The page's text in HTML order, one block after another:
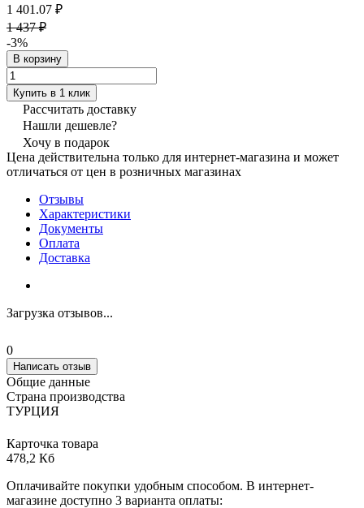
1 401.07 ₽
1 437 ₽
-3%
В корзину
Купить в 1 клик
Рассчитать доставку
Нашли дешевле?
Хочу в подарок
Цена действительна только для интернет-магазина и может
отличаться от цен в розничных магазинах
Отзывы
Характеристики
Документы
Оплата
Доставка
Загрузка отзывов...
0
Написать отзыв
Общие данные
Страна производства
ТУРЦИЯ
Карточка товара
478,2 Кб
Оплачивайте покупки удобным способом. В интернет-
магазине доступно 3 варианта оплаты: